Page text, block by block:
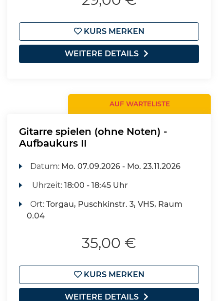
KURS MERKEN
WEITERE DETAILS
AUF WARTELISTE
Gitarre spielen (ohne Noten) -
Aufbaukurs II
Datum: Mo. 07.09.2026 - Mo. 23.11.2026
Uhrzeit:18:00 - 18:45 Uhr
Ort:Torgau, Puschkinstr. 3, VHS, Raum
0.04
35,00 €
KURS MERKEN
WEITERE DETAILS